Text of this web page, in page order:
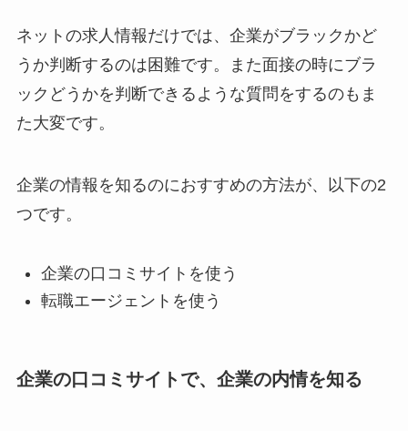
ネットの求人情報だけでは、企業がブラックかど
うか判断するのは困難です。また面接の時にブラ
ックどうかを判断できるような質問をするのもま
た大変です。
企業の情報を知るのにおすすめの方法が、以下の2
つです。
企業の口コミサイトを使う
転職エージェントを使う
企業の口コミサイトで、企業の内情を知る